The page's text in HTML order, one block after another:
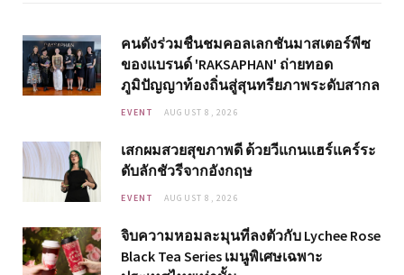
คนดังร่วมชื่นชมคอลเลกชันมาสเตอร์พีซ
ของแบรนด์ 'RAKSAPHAN' ถ่ายทอด
ภูมิปัญญาท้องถิ่นสู่สุนทรียภาพระดับสากล
EVENT AUGUST 8, 2026
เสกผมสวยสุขภาพดี ด้วยวีแกนแฮร์แคร์ระ
ดับลักชัวรีจากอังกฤษ
EVENT AUGUST 8, 2026
จิบความหอมละมุนที่ลงตัวกับ Lychee Rose
Black Tea Series เมนูพิเศษเฉพาะ